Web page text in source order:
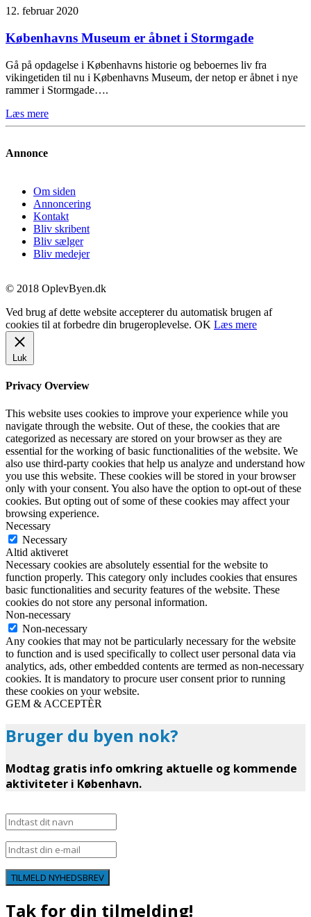
12. februar 2020
Københavns Museum er åbnet i Stormgade
Gå på opdagelse i Københavns historie og beboernes liv fra
vikingetiden til nu i Københavns Museum, der netop er åbnet i nye
rammer i Stormgade….
Læs mere
Annonce
Om siden
Annoncering
Kontakt
Bliv skribent
Bliv sælger
Bliv medejer
© 2018 OplevByen.dk
Ved brug af dette website accepterer du automatisk brugen af
cookies til at forbedre din brugeroplevelse. OK Læs mere
Luk
Privacy Overview
This website uses cookies to improve your experience while you
navigate through the website. Out of these, the cookies that are
categorized as necessary are stored on your browser as they are
essential for the working of basic functionalities of the website. We
also use third-party cookies that help us analyze and understand how
you use this website. These cookies will be stored in your browser
only with your consent. You also have the option to opt-out of these
cookies. But opting out of some of these cookies may affect your
browsing experience.
Necessary
Necessary
Altid aktiveret
Necessary cookies are absolutely essential for the website to
function properly. This category only includes cookies that ensures
basic functionalities and security features of the website. These
cookies do not store any personal information.
Non-necessary
Non-necessary
Any cookies that may not be particularly necessary for the website
to function and is used specifically to collect user personal data via
analytics, ads, other embedded contents are termed as non-necessary
cookies. It is mandatory to procure user consent prior to running
these cookies on your website.
GEM & ACCEPTÈR
Bruger du byen nok?
Modtag gratis info omkring aktuelle og kommende
aktiviteter i København.
TILMELD NYHEDSBREV
Tak for din tilmelding!